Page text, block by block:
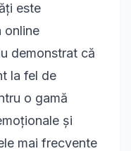
este
online
demonstrat că
la fel de
o gamă
și
mai frecvente